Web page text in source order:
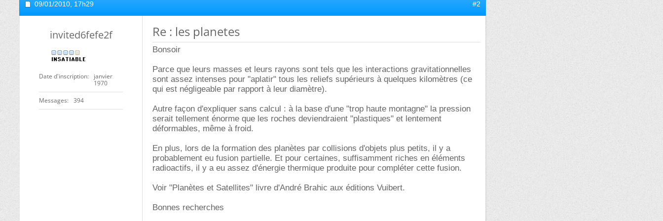
09/01/2010, 17h29 #2
invited6fefe2f
Date d'inscription
janvier
1970
Messages 394
Re : les planetes
Bonsoir
Parce que leurs masses et leurs rayons sont tels que les interactions gravitationnelles
sont assez intenses pour "aplatir" tous les reliefs supérieurs à quelques kilomètres (ce
qui est négligeable par rapport à leur diamètre).
Autre façon d'expliquer sans calcul : à la base d'une "trop haute montagne" la pression
serait tellement énorme que les roches deviendraient "plastiques" et lentement
déformables, même à froid.
En plus, lors de la formation des planètes par collisions d'objets plus petits, il y a
probablement eu fusion partielle. Et pour certaines, suffisamment riches en éléments
radioactifs, il y a eu assez d'énergie thermique produite pour compléter cette fusion.
Voir "Planètes et Satellites" livre d'André Brahic aux éditions Vuibert.
Bonnes recherches